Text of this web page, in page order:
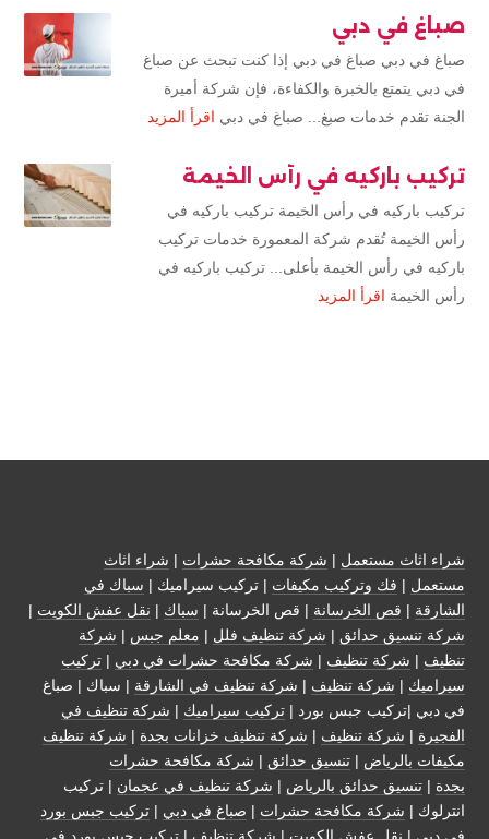
صباغ في دبي
صباغ في دبي صباغ في دبي إذا كنت تبحث عن صباغ
في دبي يتمتع بالخبرة والكفاءة، فإن شركة أميرة
الجنة تقدم خدمات صبغ... صباغ في دبي اقرأ المزيد
تركيب باركيه في رأس الخيمة
تركيب باركيه في رأس الخيمة تركيب باركيه في
رأس الخيمة تُقدم شركة المعمورة خدمات تركيب
باركيه في رأس الخيمة بأعلى... تركيب باركيه في
رأس الخيمة اقرأ المزيد
شراء اثاث مستعمل | شركة مكافحة حشرات | شراء اثاث
مستعمل | فك وتركيب مكيفات | تركيب سيراميك | سباك في
الشارقة | قص الخرسانة | قص الخرسانة | سباك | نقل عفش الكويت |
شركة تنسيق حدائق | شركة تنظيف فلل | معلم جبس | شركة
تنظيف | شركة تنظيف | شركة مكافحة حشرات في دبي | تركيب
سيراميك | شركة تنظيف | شركة تنظيف في الشارقة | سباك | صباغ
في دبي |تركيب جبس بورد | تركيب سيراميك | شركة تنظيف في
الفجيرة | شركة تنظيف | شركة تنظيف خزانات بجدة | شركة تنظيف
مكيفات بالرياض | تنسيق حدائق | شركة مكافحة حشرات
بجدة | تنسيق حدائق بالرياض | شركة تنظيف في عجمان | تركيب
انترلوك | شركة مكافحة حشرات | صباغ في دبي | تركيب جبس بورد